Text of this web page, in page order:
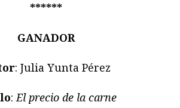
******
GANADOR
: Julia Yunta Pérez
:El precio de la carne